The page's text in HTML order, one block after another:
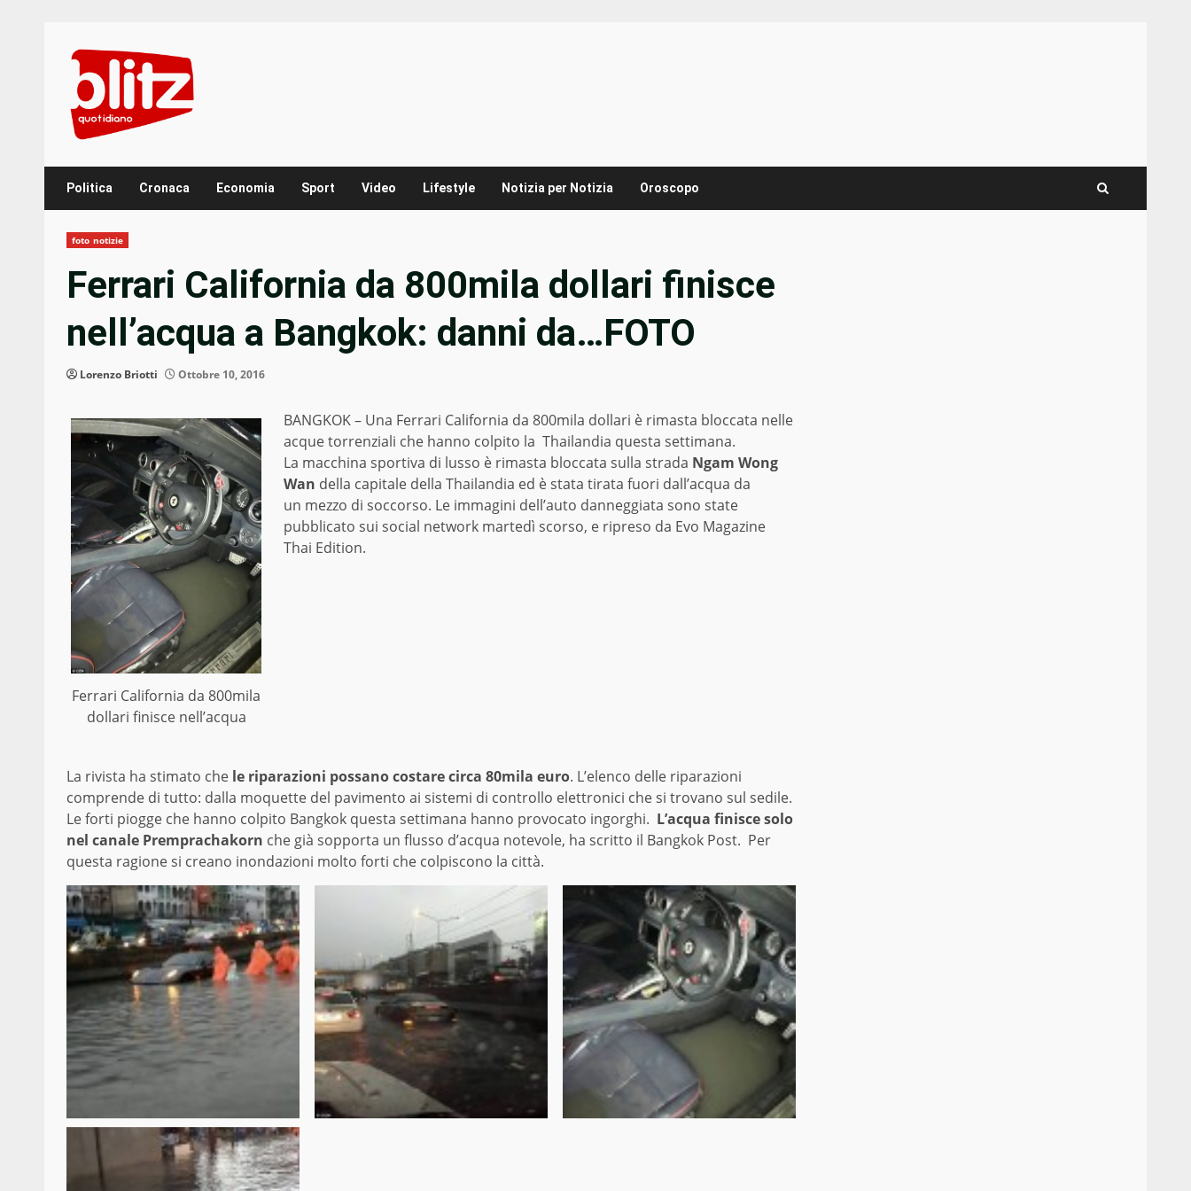
content
Politica Cronaca Economia Sport Video Lifestyle Notizia per Notizia Oroscopo
foto notizie
Ferrari California da 800mila dollari finisce
nell’acqua a Bangkok: danni da…FOTO
Lorenzo Briotti Ottobre 10, 2016
Ferrari California da 800mila
dollari finisce nell’acqua
BANGKOK – Una Ferrari California da 800mila dollari è rimasta bloccata nelle
acque torrenziali che hanno colpito la Thailandia questa settimana.
La macchina sportiva di lusso è rimasta bloccata sulla strada Ngam Wong
Wan della capitale della Thailandia ed è stata tirata fuori dall’acqua da
un mezzo di soccorso. Le immagini dell’auto danneggiata sono state
pubblicato sui social network martedì scorso, e ripreso da Evo Magazine
Thai Edition.
La rivista ha stimato che le riparazioni possano costare circa 80mila euro. L’elenco delle riparazioni
comprende di tutto: dalla moquette del pavimento ai sistemi di controllo elettronici che si trovano sul sedile.
Le forti piogge che hanno colpito Bangkok questa settimana hanno provocato ingorghi. L’acqua finisce solo
nel canale Premprachakorn che già sopporta un flusso d’acqua notevole, ha scritto il Bangkok Post. Per
questa ragione si creano inondazioni molto forti che colpiscono la città.